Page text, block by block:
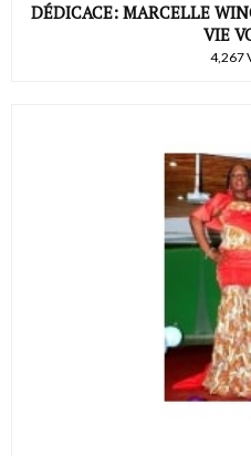
DÉDICACE: MARCELLE
VIE
4,267